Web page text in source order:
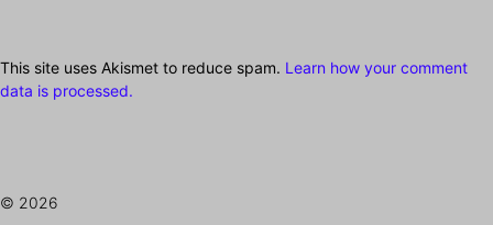
This site uses Akismet to reduce spam. Learn how your comment
data is processed.
© 2026